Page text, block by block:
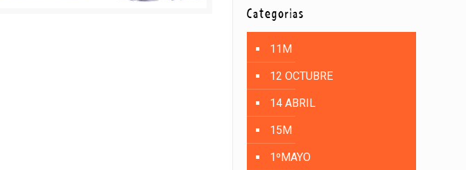
Categorías
11M
12 OCTUBRE
14 ABRIL
15M
1ºMAYO